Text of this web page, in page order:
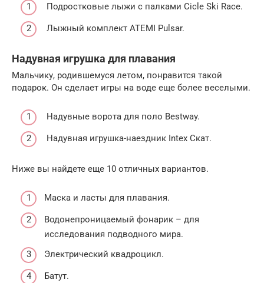
Подростковые лыжи с палками Cicle Ski Race.
Лыжный комплект ATEMI Pulsar.
Надувная игрушка для плавания
Мальчику, родившемуся летом, понравится такой
подарок. Он сделает игры на воде еще более веселыми.
Надувные ворота для поло Bestway.
Надувная игрушка-наездник Intex Скат.
Ниже вы найдете еще 10 отличных вариантов.
Маска и ласты для плавания.
Водонепроницаемый фонарик – для
исследования подводного мира.
Электрический квадроцикл.
Батут.